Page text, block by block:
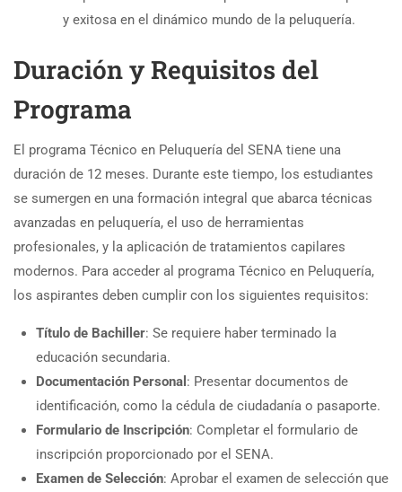
y exitosa en el dinámico mundo de la peluquería.
Duración y Requisitos del
Programa
El programa Técnico en Peluquería del SENA tiene una
duración de 12 meses. Durante este tiempo, los estudiantes
se sumergen en una formación integral que abarca técnicas
avanzadas en peluquería, el uso de herramientas
profesionales, y la aplicación de tratamientos capilares
modernos. Para acceder al programa Técnico en Peluquería,
los aspirantes deben cumplir con los siguientes requisitos:
Título de Bachiller: Se requiere haber terminado la
educación secundaria.
Documentación Personal : Presentar documentos de
identificación, como la cédula de ciudadanía o pasaporte.
Formulario de Inscripción: Completar el formulario de
inscripción proporcionado por el SENA.
Examen de Selección: Aprobar el examen de selección que